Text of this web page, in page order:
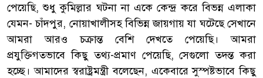
পেয়েছি, শুধু কুমিল্লার ঘটনা না একে কেন্দ্র করে বিভন্ন এলাকা
যেমন- চাঁদপুর, নোয়াখালীসহ বিভিন্ন জায়গায় যা ঘটেছে সেখানে
আমরা আরও চক্রান্ত বেশি দেখতে পেয়েছি। আমরা
প্রযুক্তিগতভাবে কিছু তথ্য-প্রমাণ পেয়েছি, সেগুলো তদন্ত করা
হচ্ছে। আমাদের স্বরাষ্ট্রমন্ত্রী বলেছেন, একেবারে সুস্পষ্টভাবে কিছু